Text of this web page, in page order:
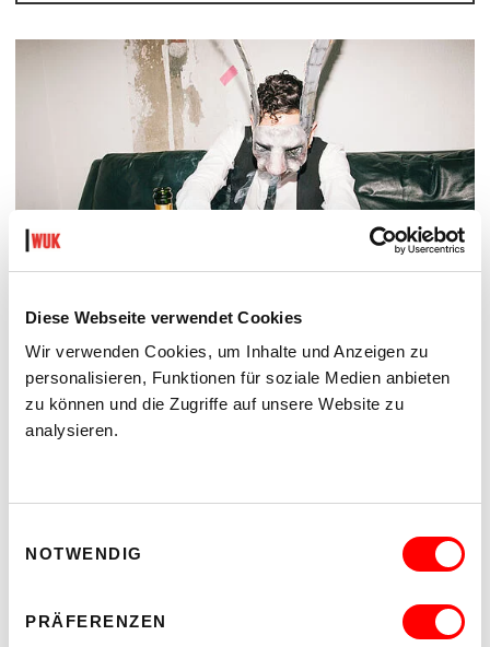
Diese Webseite verwendet Cookies
Wir verwenden Cookies, um Inhalte und Anzeigen zu
personalisieren, Funktionen für soziale Medien anbieten
zu können und die Zugriffe auf unsere Website zu
analysieren.
NOTWENDIG
PRÄFERENZEN
DER TÄUBLING
PLATZKONZERTE 2026
Di 11.8.2026